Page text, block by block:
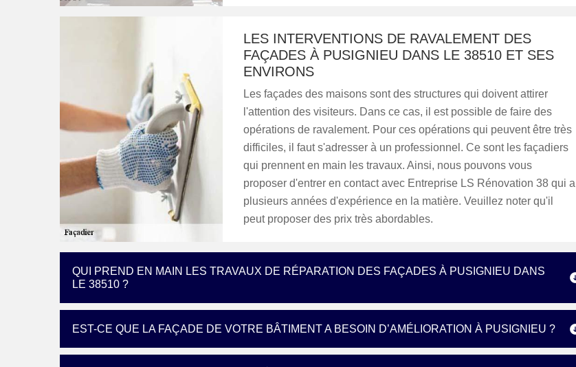
LES INTERVENTIONS DE RAVALEMENT DES
FAÇADES À PUSIGNIEU DANS LE 38510 ET SES
ENVIRONS
Les façades des maisons sont des structures qui doivent attirer
l'attention des visiteurs. Dans ce cas, il est possible de faire des
opérations de ravalement. Pour ces opérations qui peuvent être très
difficiles, il faut s'adresser à un professionnel. Ce sont les façadiers
qui prennent en main les travaux. Ainsi, nous pouvons vous
proposer d'entrer en contact avec Entreprise LS Rénovation 38 qui a
plusieurs années d'expérience en la matière. Veuillez noter qu'il
peut proposer des prix très abordables.
QUI PREND EN MAIN LES TRAVAUX DE RÉPARATION DES FAÇADES À PUSIGNIEU DANS
LE 38510 ?
EST-CE QUE LA FAÇADE DE VOTRE BÂTIMENT A BESOIN D’AMÉLIORATION À PUSIGNIEU ?